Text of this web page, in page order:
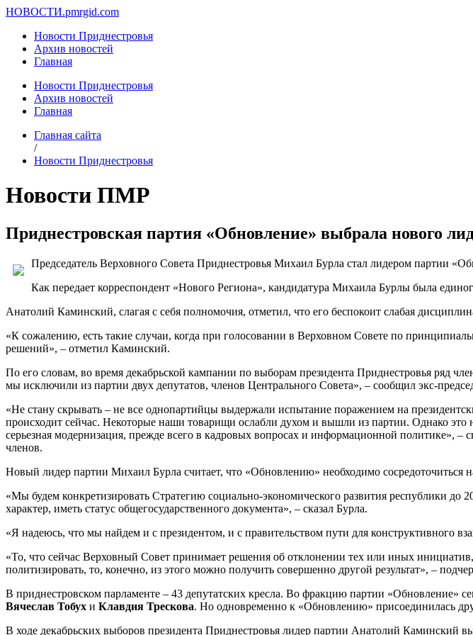
НОВОСТИ.pmrgid.com
Новости Приднестровья
Архив новостей
Главная
Новости Приднестровья
Архив новостей
Главная
Главная сайта
/
Новости Приднестровья
Новости ПМР
Приднестровская партия «Обновление» выбрала нового
Председатель Верховного Совета Приднестровья Михаил Бурла стал лидером партии
Как передает корреспондент «Нового Региона», кандидатура Михаила Бурлы была
Анатолий Каминский, слагая с себя полномочия, отметил, что его беспокоит слабая
«К сожалению, есть такие случаи, когда при голосовании в Верховном Совете по
решений», – отметил Каминский.
По его словам, во время декабрьской кампании по выборам президента Приднестровья ряд
мы исключили из партии двух депутатов, членов Центрального Совета», – сообщил экс-
«Не стану скрывать – не все однопартийцы выдержали испытание поражением на
происходит сейчас. Некоторые наши товарищи ослабли духом и вышли из партии. Однако
серьезная модернизация, прежде всего в кадровых вопросах и информационной политике»,
членов.
Новый лидер партии Михаил Бурла считает, что «Обновлению» необходимо
«Мы будем конкретизировать Стратегию социально-экономического развития республики
характер, иметь статус общегосударственного документа», – сказал Бурла.
«Я надеюсь, что мы найдем и с президентом, и с правительством пути для конструктивного
«То, что сейчас Верховный Совет принимает решения об отклонении тех или иных
политизировать, то, конечно, из этого можно получить совершенно другой результат», –
В приднестровском парламенте – 43 депутатских кресла. Во фракцию партии «Обновление»
Вячеслав Тобух и Клавдия Трескова. Но одновременно к «Обновлению» присоединилась
В ходе декабрьских выборов президента Приднестровья лидер партии Анатолий Каминский